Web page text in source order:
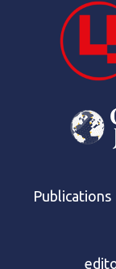
Publications